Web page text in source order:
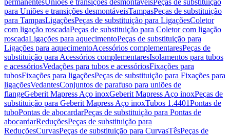
permanentesUniões e transições desmontáveisPeças de substituição
para Uniões e transições desmontáveisTampasPeças de substituição
para TampasLigaçõesPeças de substituição para LigaçõesColetor
com ligação roscadaPeças de substituição para Coletor com ligação
roscadaLigações para aquecimentoPeças de substituição para
Ligações para aquecimentoAcessórios complementaresPeças de
substituição para Acessórios complementaresIsolamentos para tubos
e acessóriosVedações para tubos e acessóriosFixações para
tubosFixações para ligaçõesPeças de substituição para Fixações para
ligaçõesVedantesConjuntos de parafuso para uniões de
flangeGeberit Mapress Aço inoxGeberit Mapress Aço inoxPeças de
substituição para Geberit Mapress Aço inoxTubos 1.4401Pontas de
tuboPontas de abocardarPeças de substituição para Pontas de
abocardarReduçõesPeças de substituição para
ReduçõesCurvasPeças de substituição para CurvasTêsPeças de